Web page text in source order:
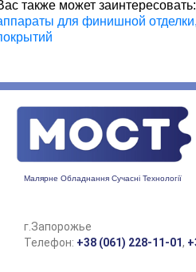
также может заинтересовать:
для финишной
Малярне Обладнання Сучасні Технології
г.Запорожье
Телефон: +38 (061) 228-11-01,